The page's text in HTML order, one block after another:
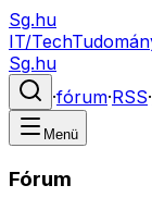
Sg.hu
IT/Tech
Sg.hu
·fórum·RSS·
Menü
Fórum